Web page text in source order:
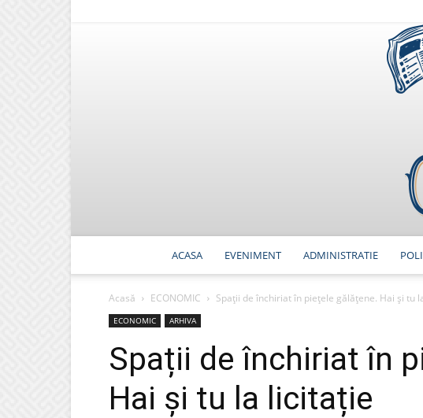
ACASA EVENIMENT ADMINISTRATIE
Acasă ECONOMIC Spații de închiriat în piețele gălățene. Hai și tu
ECONOMIC ARHIVA
Spații de închiriat în
Hai și tu la licitație